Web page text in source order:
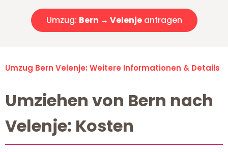
Umzug: Bern → Velenjeanfragen
Umzug Bern Velenje: Weitere Informationen & Details
Umziehen von Bern nach
Velenje: Kosten